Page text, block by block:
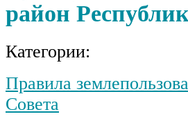
район
Категории:
Правила
Совета